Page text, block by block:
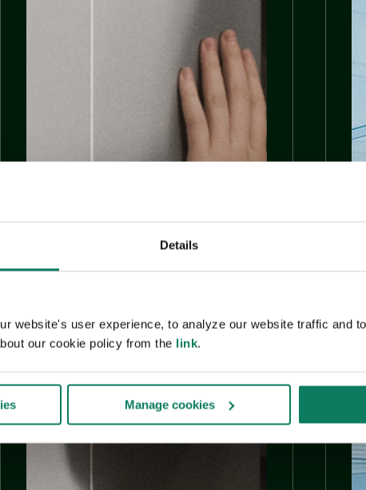
Details
website's user experience, to analyze our website traffic and
our cookie policy from the link.
Manage cookies